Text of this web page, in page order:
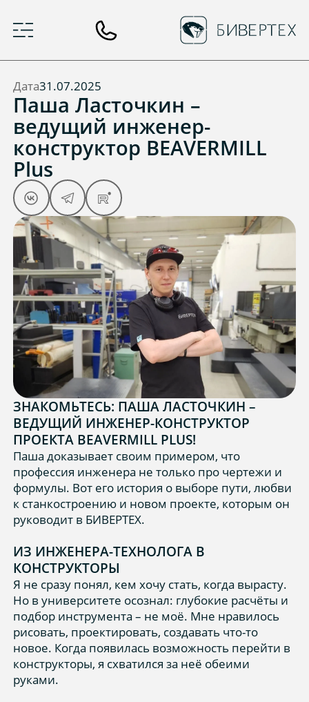
Дата31.07.2025
Паша Ласточкин –
ведущий инженер-
конструктор BEAVERMILL
Plus
ЗНАКОМЬТЕСЬ: ПАША ЛАСТОЧКИН –
ВЕДУЩИЙ ИНЖЕНЕР-КОНСТРУКТОР
ПРОЕКТА BEAVERMILL PLUS!
Паша доказывает своим примером, что
профессия инженера не только про чертежи и
формулы. Вот его история о выборе пути, любви
к станкостроению и новом проекте, которым он
руководит в БИВЕРТЕХ.
ИЗ ИНЖЕНЕРА-ТЕХНОЛОГА В
КОНСТРУКТОРЫ
Я не сразу понял, кем хочу стать, когда вырасту.
Но в университете осознал: глубокие расчёты и
подбор инструмента – не моё. Мне нравилось
рисовать, проектировать, создавать что-то
новое. Когда появилась возможность перейти в
конструкторы, я схватился за неё обеими
руками.